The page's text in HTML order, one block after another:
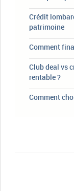
Crédit
patrimoine
Comment
Club deal vs
rentable ?
Comment